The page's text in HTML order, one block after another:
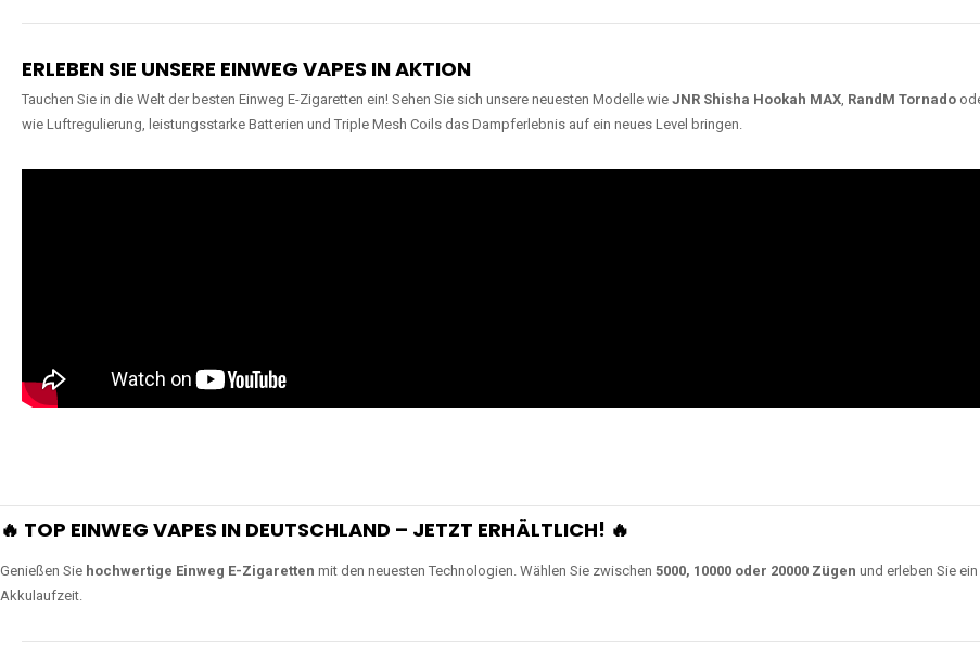
ERLEBEN SIE UNSERE EINWEG VAPES IN AKTION
Tauchen Sie in die Welt der besten Einweg E-Zigaretten ein! Sehen Sie sich unsere neuesten Modelle wie JNR Shisha Hookah MAX, RandM Tornado
wie Luftregulierung, leistungsstarke Batterien und Triple Mesh Coils das Dampferlebnis auf ein neues Level bringen.
🔥 TOP EINWEG VAPES IN DEUTSCHLAND – JETZT ERHÄLTLICH! 🔥
Genießen Sie hochwertige Einweg E-Zigaretten mit den neuesten Technologien. Wählen Sie zwischen 5000, 10000 oder 20000 Zügen und erleben Sie
Akkulaufzeit.